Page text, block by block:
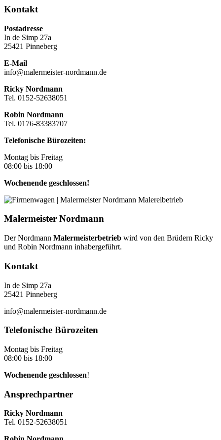
Kontakt
Postadresse
In de Simp 27a
25421 Pinneberg
E-Mail
info@malermeister-nordmann.de
Ricky Nordmann
Tel. 0152-52638051
Robin Nordmann
Tel. 0176-83383707
Telefonische Bürozeiten:
Montag bis Freitag
08:00 bis 18:00
Wochenende geschlossen!
Malermeister Nordmann
Der Nordmann Malermeisterbetrieb wird von den Brüdern Ricky
und Robin Nordmann inhabergeführt.
Kontakt
In de Simp 27a
25421 Pinneberg
info@malermeister-nordmann.de
Telefonische Bürozeiten
Montag bis Freitag
08:00 bis 18:00
Wochenende geschlossen!
Ansprechpartner
Ricky Nordmann
Tel. 0152-52638051